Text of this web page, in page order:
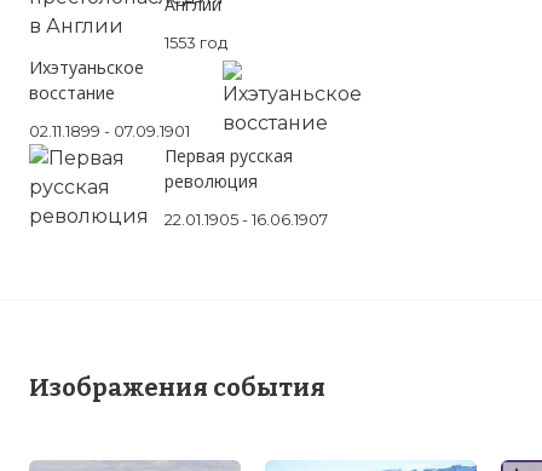
1553 год
Ихэтуаньское
восстание
02.11.1899 - 07.09.1901
Первая русская
революция
22.01.1905 - 16.06.1907
Изображения события